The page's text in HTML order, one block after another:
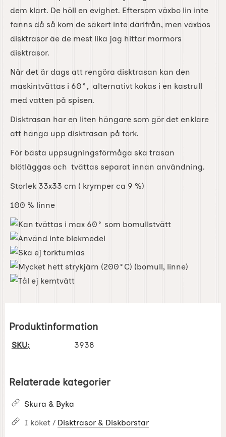
dem klart. De höll en evighet. Eftersom växbo lin inte
fanns då så kom de säkert inte därifrån, men växbos
disktrasor äe de mest lika jag hittar mormors
disktrasor.
När det är dags att rengöra disktrasan kan den
maskintvättas i 60°, alternativt kokas i en kastrull
med vatten på spisen.
Disktrasan har en liten hängare som gör det enklare
att hänga upp disktrasan på tork.
För bästa uppsugningsförmåga ska trasan
blötläggas och tvättas separat innan användning.
Storlek 33x33 cm ( krymper ca 9 %)
100 % linne
Produktinformation
SKU: 3938
Relaterade kategorier
Skura & Byka
I köket / Disktrasor & Diskborstar